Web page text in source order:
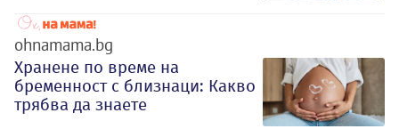
ohnamama.bg
Хранене по време на
бременност с близнаци: Какво
трябва да знаете